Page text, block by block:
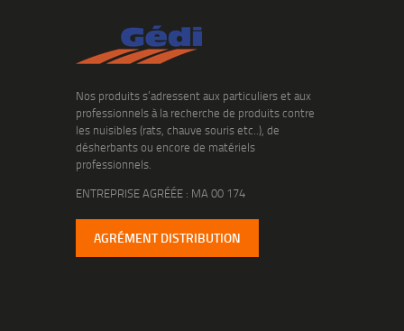
Nos produits s’adressent aux particuliers et aux
professionnels à la recherche de produits contre
les nuisibles (rats, chauve souris etc..), de
désherbants ou encore de matériels
professionnels.
ENTREPRISE AGRÉÉE : MA 00 174
AGRÉMENT DISTRIBUTION